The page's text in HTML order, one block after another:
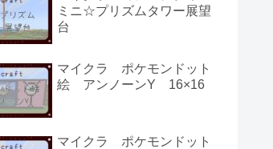
ミニ☆プリズムタワー展望
台
マイクラ ポケモンドット
絵 アンノーンY 16×16
マイクラ ポケモンドット